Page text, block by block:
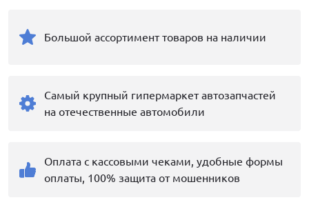
Большой ассортимент товаров на наличии
Самый крупный гипермаркет автозапчастей
на отечественные автомобили
Оплата с кассовыми чеками, удобные формы
оплаты, 100% защита от мошенников